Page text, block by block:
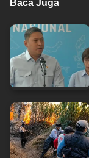
Baca Juga